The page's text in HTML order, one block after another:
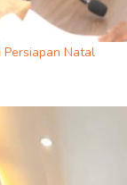
Persiapan Natal